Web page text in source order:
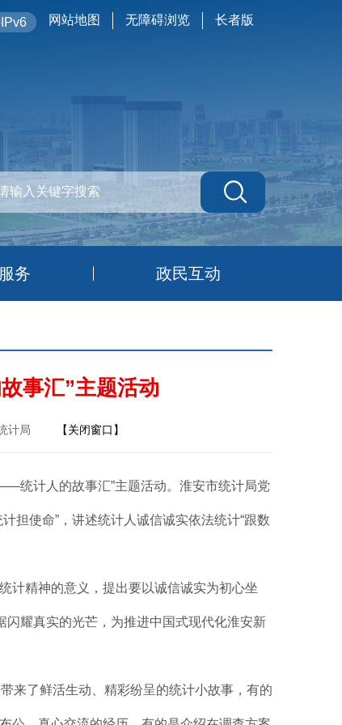
网站地图 无障碍浏览 长者版
务 政民互动
事汇”主题活动
统计局 【关闭窗口】
统计人的故事汇”主题活动。淮安市统计局党
担使命”，讲述统计人诚信诚实依法统计“跟数
计精神的意义，提出要以诚信诚实为初心坐
闪耀真实的光芒，为推进中国式现代化淮安新
来了鲜活生动、精彩纷呈的统计小故事，有的